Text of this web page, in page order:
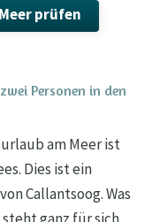
prüfen
Personen in den
am Meer ist
Dies ist ein
Callantsoog. Was